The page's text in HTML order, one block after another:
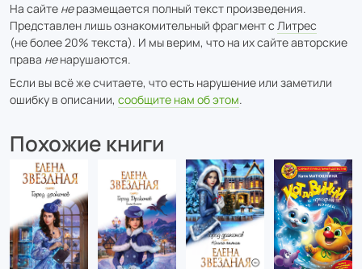
На сайте неразмещается полный текст произведения.
Представлен лишь ознакомительный фрагмент с Литрес
(не более 20% текста). И мы верим, что на их сайте авторские
права ненарушаются.
Если вы всё же считаете, что есть нарушение или заметили
ошибку в описании, сообщите нам об этом.
Похожие книги